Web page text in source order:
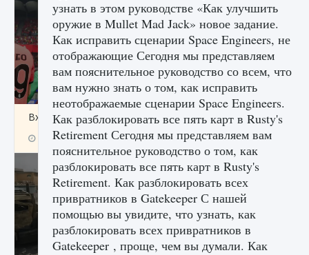
Входят ли «Милан» и «Интер» в EA FC 25
9 августа 2024 2 064 0 1
узнать в этом руководстве «Как улучшить
оружие в Mullet Mad Jack» новое задание.
Как исправить сценарии Space Engineers, не
отображающие Сегодня мы представляем
вам пояснительное руководство со всем, что
вам нужно знать о том, как исправить
неотображаемые сценарии Space Engineers.
Как разблокировать все пять карт в Rusty's
Retirement Сегодня мы представляем вам
пояснительное руководство о том, как
разблокировать все пять карт в Rusty's
Retirement. Как разблокировать всех
привратников в Gatekeeper С нашей
помощью вы увидите, что узнать, как
разблокировать всех привратников в
Gatekeeper , проще, чем вы думали. Как